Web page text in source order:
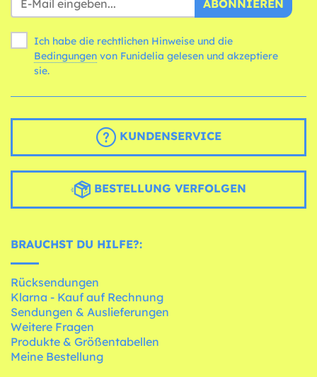
ABONNIEREN
Ich habe die rechtlichen Hinweise und die
Bedingungen
sie.
KUNDENSERVICE
BESTELLUNG VERFOLGEN
BRAUCHST DU HILFE?:
Rücksendungen
Klarna - Kauf auf Rechnung
Sendungen & Auslieferungen
Weitere Fragen
Produkte & Größentabellen
Meine Bestellung